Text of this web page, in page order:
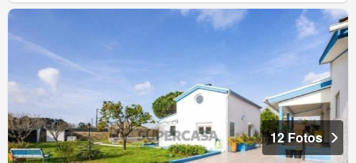
12 Fotos